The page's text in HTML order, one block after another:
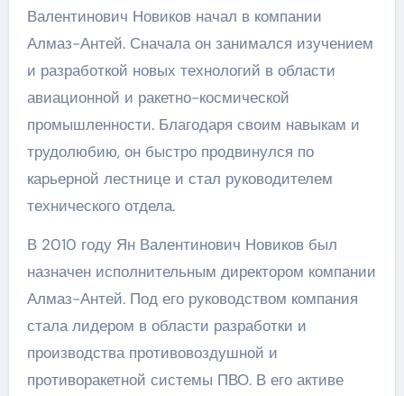
Валентинович Новиков начал в компании
Алмаз-Антей. Сначала он занимался изучением
и разработкой новых технологий в области
авиационной и ракетно-космической
промышленности. Благодаря своим навыкам и
трудолюбию, он быстро продвинулся по
карьерной лестнице и стал руководителем
технического отдела.
В 2010 году Ян Валентинович Новиков был
назначен исполнительным директором компании
Алмаз-Антей. Под его руководством компания
стала лидером в области разработки и
производства противовоздушной и
противоракетной системы ПВО. В его активе